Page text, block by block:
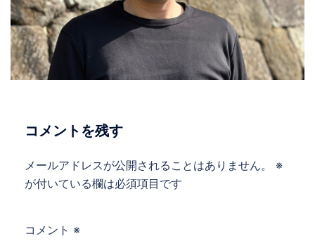
コメントを残す
メールアドレスが公開されることはありません。
※
が付いている欄は必須項目です
コメント ※